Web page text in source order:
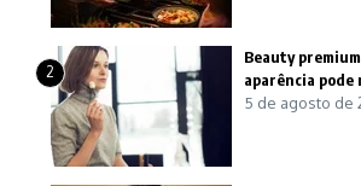
2
Beauty
aparência
5 de agosto de